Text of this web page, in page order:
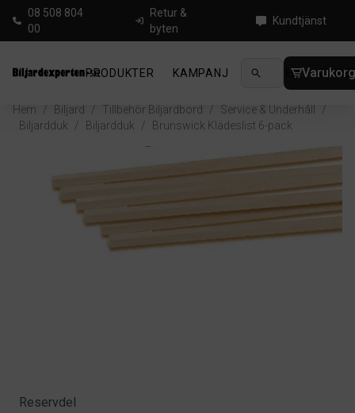
08 508 804
00
Retur &
byten
Kundtjänst
PRODUKTER KAMPANJ NYHETER
Hem / Biljard / Tillbehör Biljardbord / Service & Underhåll
/
Biljardduk
/ Biljardduk / Brunswick Klädeslist 6-pack
Reservdel